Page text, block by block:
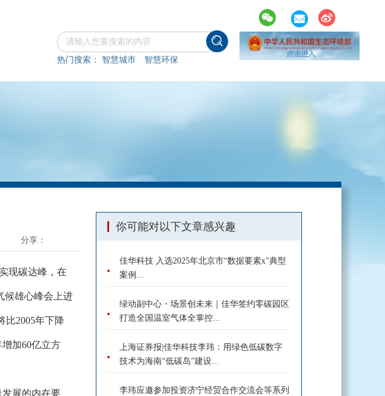
热门搜索： 智慧城市 智慧环保
分享：
现碳达峰，在
候雄心峰会上进
2005年下降
加60亿立方
发展的内在要
你可能对以下文章感兴趣
佳华科技 入选2025年北京市“数据要素x”典型
案例...
绿动副中心・场景创未来｜佳华签约零碳园区
打造全国温室气体全掌控...
上海证券报|佳华科技李玮：用绿色低碳数字
技术为海南“低碳岛”建设...
李玮应邀参加投资济宁经贸合作交流会等系列